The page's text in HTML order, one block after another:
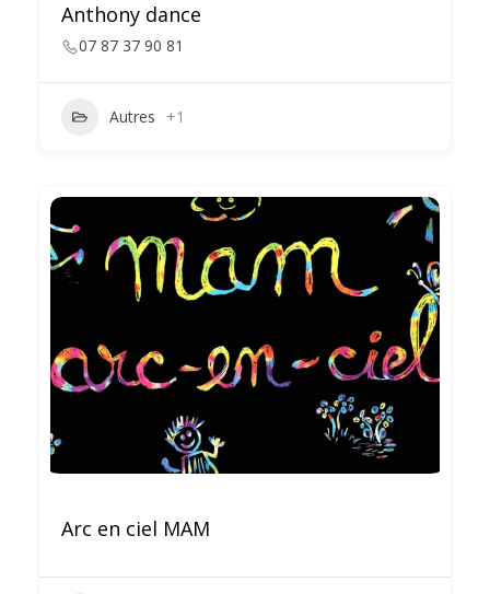
Anthony dance
07 87 37 90 81
Autres +1
Arc en ciel MAM